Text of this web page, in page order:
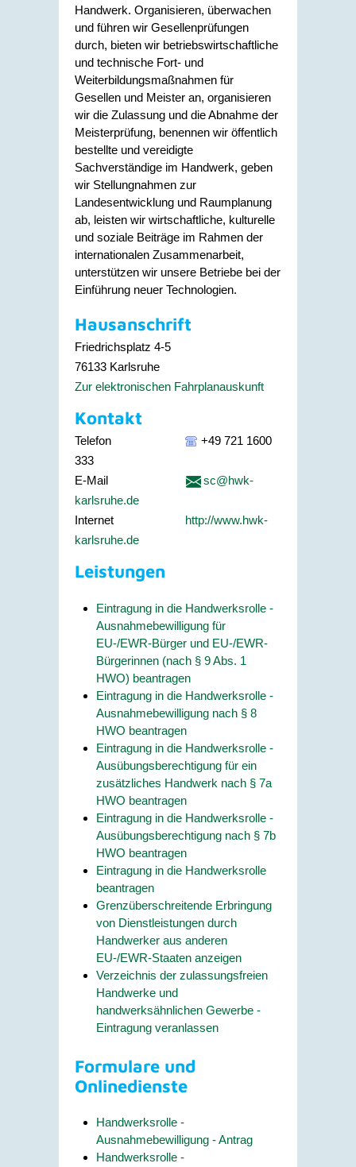
Handwerk. Organisieren, überwachen
und führen wir Gesellenprüfungen
durch, bieten wir betriebswirtschaftliche
und technische Fort- und
Weiterbildungsmaßnahmen für
Gesellen und Meister an, organisieren
wir die Zulassung und die Abnahme der
Meisterprüfung, benennen wir öffentlich
bestellte und vereidigte
Sachverständige im Handwerk, geben
wir Stellungnahmen zur
Landesentwicklung und Raumplanung
ab, leisten wir wirtschaftliche, kulturelle
und soziale Beiträge im Rahmen der
internationalen Zusammenarbeit,
unterstützen wir unsere Betriebe bei der
Einführung neuer Technologien.
Hausanschrift
Friedrichsplatz 4-5
76133 Karlsruhe
Zur elektronischen Fahrplanauskunft
Kontakt
Telefon
+49 721 1600
333
E-Mail
sc@hwk-
karlsruhe.de
Internet
http://www.hwk-
karlsruhe.de
Leistungen
Eintragung in die Handwerksrolle -
Ausnahmebewilligung für
EU-/EWR-Bürger und EU-/EWR-
Bürgerinnen (nach § 9 Abs. 1
HWO) beantragen
Eintragung in die Handwerksrolle -
Ausnahmebewilligung nach § 8
HWO beantragen
Eintragung in die Handwerksrolle -
Ausübungsberechtigung für ein
zusätzliches Handwerk nach § 7a
HWO beantragen
Eintragung in die Handwerksrolle -
Ausübungsberechtigung nach § 7b
HWO beantragen
Eintragung in die Handwerksrolle
beantragen
Grenzüberschreitende Erbringung
von Dienstleistungen durch
Handwerker aus anderen
EU-/EWR-Staaten anzeigen
Verzeichnis der zulassungsfreien
Handwerke und
handwerksähnlichen Gewerbe -
Eintragung veranlassen
Formulare und
Onlinedienste
Handwerksrolle -
Ausnahmebewilligung - Antrag
Handwerksrolle -